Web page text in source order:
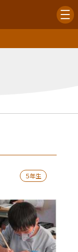
５年生